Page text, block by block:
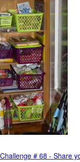
# 68 - Share